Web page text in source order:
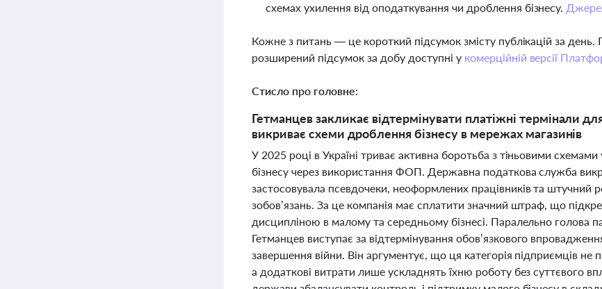
схемах ухилення від оподаткування чи дроблення бізнесу.
Кожне з питань — це короткий підсумок змісту публікацій за
розширений підсумок за добу доступні у комерційній версії
Стисло про головне:
Гетманцев закликає відтермінувати платіжні термінали
викриває схеми дроблення бізнесу в мережах магазинів
У 2025 році в Україні триває активна боротьба з тіньовими
бізнесу через використання ФОП. Державна податкова служба
застосовувала псевдочеки, неоформлених працівників та штучний
зобов’язань. За це компанія має сплатити значний штраф, що
дисципліною в малому та середньому бізнесі. Паралельно голова
Гетманцев виступає за відтермінування обов’язкового
завершення війни. Він аргументує, що ця категорія підприємців не
а додаткові витрати лише ускладнять їхню роботу без суттєвого